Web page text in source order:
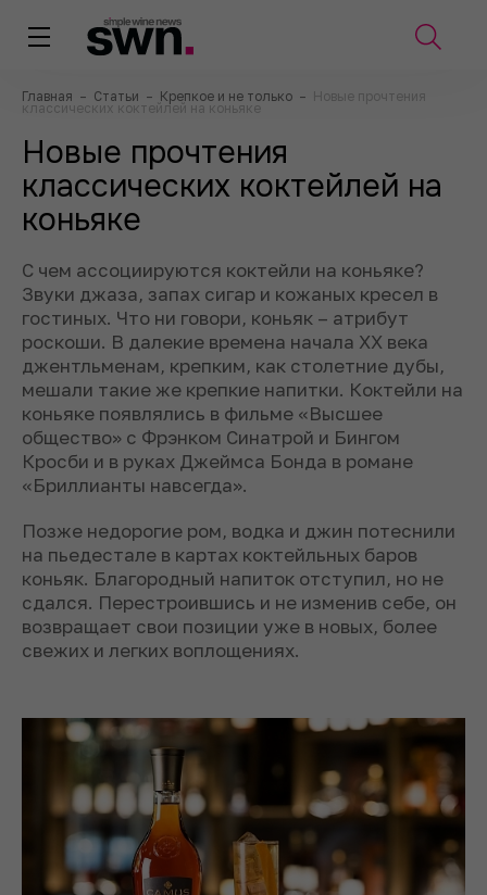
Главная – Статьи – Крепкое и не только – Новые прочтения
классических коктейлей на коньяке
Новые прочтения
классических коктейлей на
коньяке
С чем ассоциируются коктейли на коньяке?
Звуки джаза, запах сигар и кожаных кресел в
гостиных. Что ни говори, коньяк – атрибут
роскоши. В далекие времена начала XX века
джентльменам, крепким, как столетние дубы,
мешали такие же крепкие напитки. Коктейли на
коньяке появлялись в фильме «Высшее
общество» с Фрэнком Синатрой и Бингом
Кросби и в руках Джеймса Бонда в романе
«Бриллианты навсегда».
Позже недорогие ром, водка и джин потеснили
на пьедестале в картах коктейльных баров
коньяк. Благородный напиток отступил, но не
сдался. Перестроившись и не изменив себе, он
возвращает свои позиции уже в новых, более
свежих и легких воплощениях.